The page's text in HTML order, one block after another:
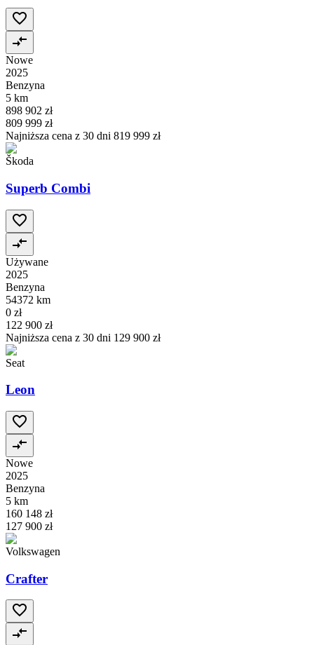
Nowe
2025
Benzyna
5 km
898 902 zł
809 999 zł
Najniższa cena z 30 dni 819 999 zł
Škoda
Superb Combi
Używane
2025
Benzyna
54372 km
0 zł
122 900 zł
Najniższa cena z 30 dni 129 900 zł
Seat
Leon
Nowe
2025
Benzyna
5 km
160 148 zł
127 900 zł
Volkswagen
Crafter